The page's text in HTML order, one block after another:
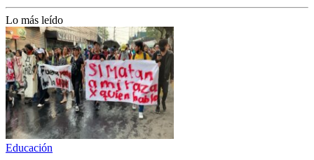
Lo más leído
Educación